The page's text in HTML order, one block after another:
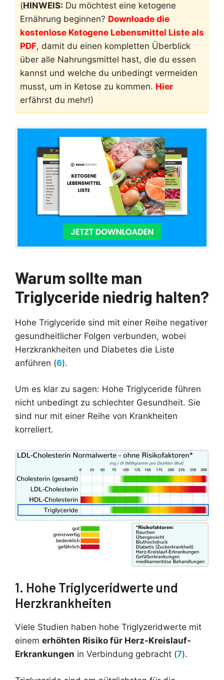
(HINWEIS: Du möchtest eine ketogene
Ernährung beginnen? Downloade die
kostenlose Ketogene Lebensmittel Liste als
PDF, damit du einen kompletten Überblick
über alle Nahrungsmittel hast, die du essen
kannst und welche du unbedingt vermeiden
musst, um in Ketose zu kommen. Hier
erfährst du mehr!)
Warum sollte man
Triglyceride niedrig halten?
Hohe Triglyceride sind mit einer Reihe negativer
gesundheitlicher Folgen verbunden, wobei
Herzkrankheiten und Diabetes die Liste
anführen (6).
Um es klar zu sagen: Hohe Triglyceride führen
nicht unbedingt zu schlechter Gesundheit. Sie
sind nur mit einer Reihe von Krankheiten
korreliert.
1. Hohe Triglyceridwerte und
Herzkrankheiten
Viele Studien haben hohe Triglyzeridwerte mit
einem erhöhten Risiko für Herz-Kreislauf-
Erkrankungen in Verbindung gebracht (7).